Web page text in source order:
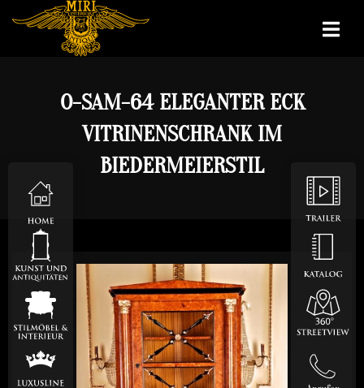
O-SAM-64 ELEGANTER ECK
VITRINENSCHRANK IM
BIEDERMEIERSTIL